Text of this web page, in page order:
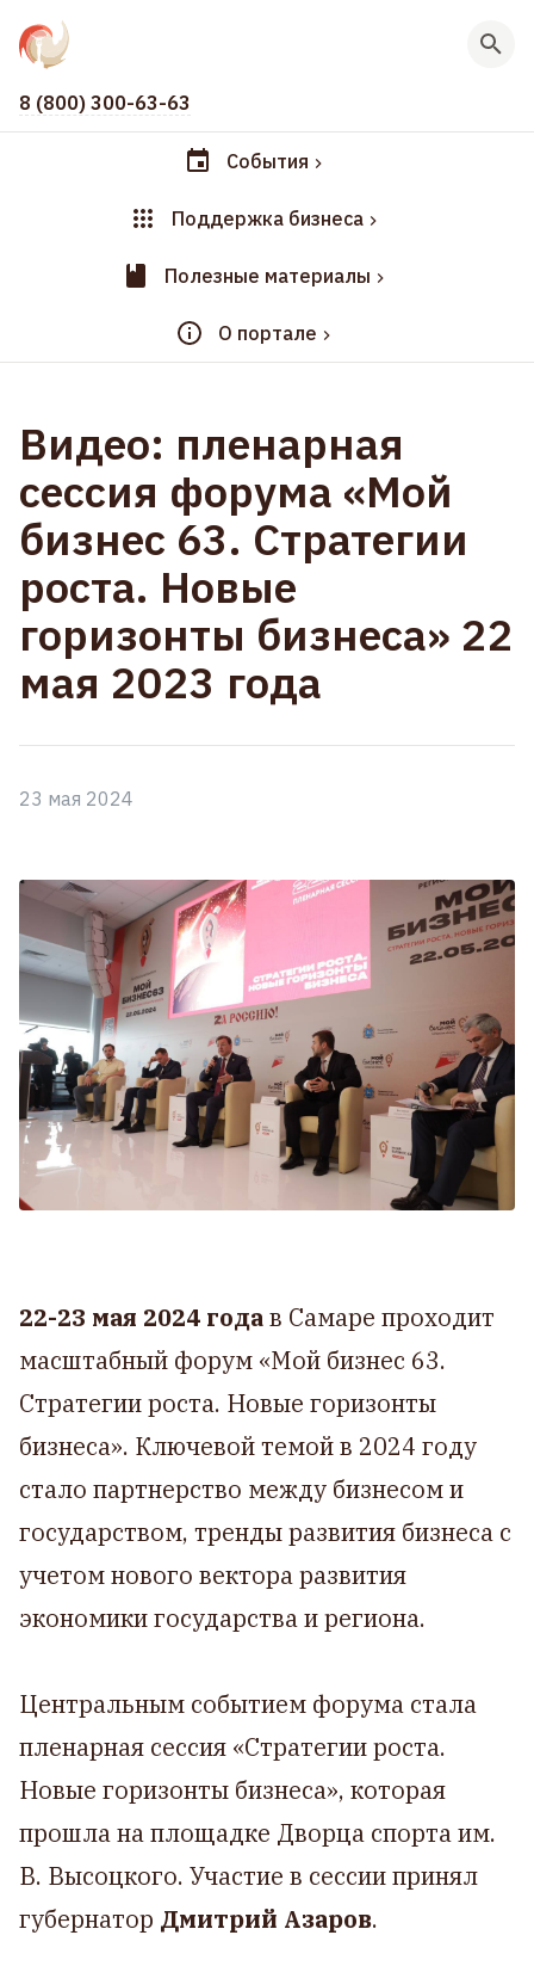
8 (800) 300-63-63
События
Поддержка бизнеса
Полезные материалы
О портале
Видео: пленарная
сессия форума «Мой
бизнес 63. Стратегии
роста. Новые
горизонты бизнеса» 22
мая 2023 года
23 мая 2024
22-23 мая 2024 годав Самаре проходит
масштабный форум «Мой бизнес 63.
Стратегии роста. Новые горизонты
бизнеса». Ключевой темой в 2024 году
стало партнерство между бизнесом и
государством, тренды развития бизнеса с
учетом нового вектора развития
экономики государства и региона.
Центральным событием форума стала
пленарная сессия «Стратегии роста.
Новые горизонты бизнеса», которая
прошла на площадке Дворца спорта им.
В. Высоцкого. Участие в сессии принял
губернатор Дмитрий Азаров.